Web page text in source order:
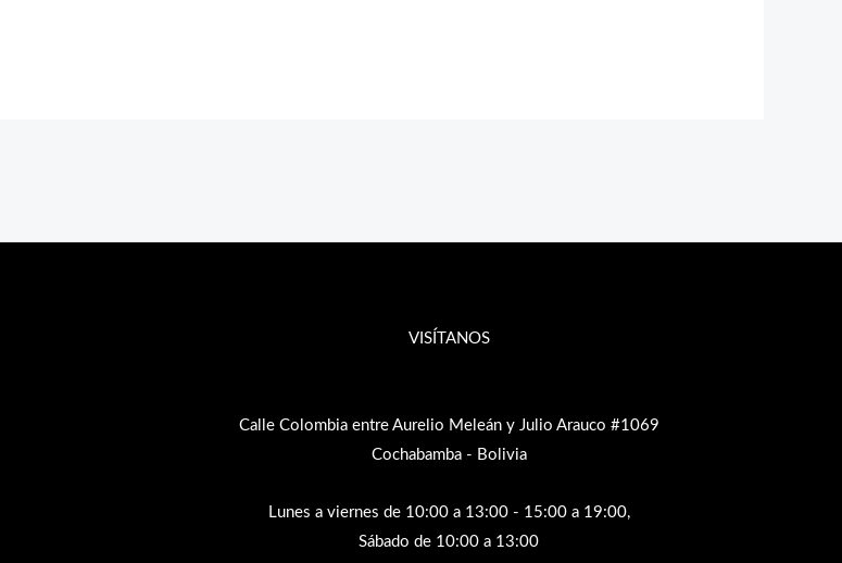
VISÍTANOS
Calle Colombia entre Aurelio Meleán y Julio Arauco #1069
Cochabamba - Bolivia
Lunes a viernes de 10:00 a 13:00 - 15:00 a 19:00,
Sábado de 10:00 a 13:00